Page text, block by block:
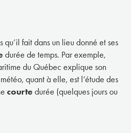
qu’il fait dans un lieu donné et ses
durée de temps. Par exemple,
du Québec explique son
quant à elle, est l’étude des
courtedurée (quelques jours ou